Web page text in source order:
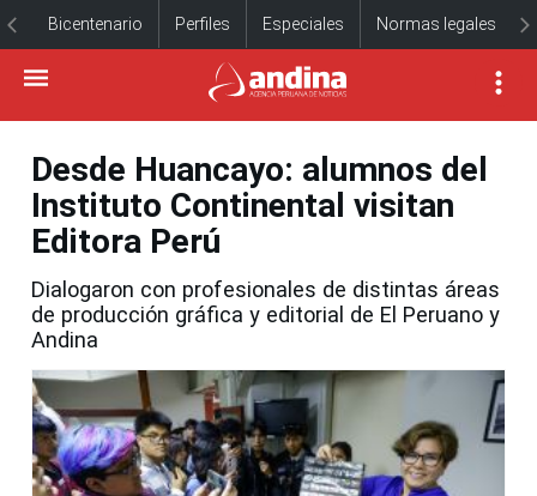
Bicentenario Perfiles Especiales Normas legales
Desde Huancayo: alumnos del
Instituto Continental visitan
Editora Perú
Dialogaron con profesionales de distintas áreas
de producción gráfica y editorial de El Peruano y
Andina